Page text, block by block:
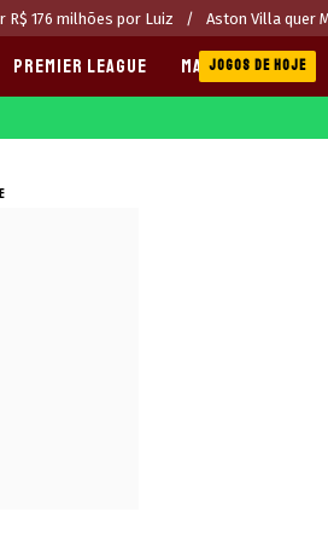
R$ 176 milhões por Luiz Aston Villa quer
PREMIER LEAGUE MANCHESTER CITY
JOGOS DE HOJE